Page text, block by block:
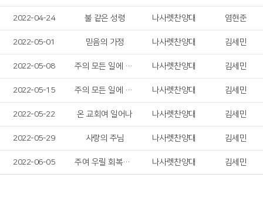
2022-04-24 불 같은 성령 나사렛찬양대 염현준
2022-05-01 믿음의 가정 나사렛찬양대 김세민
2022-05-08 주의 모든 일에 감사드리며 나사렛찬양대 김세민
2022-05-15 주의 모든 일에 감사드리며 나사렛찬양대 김세민
2022-05-22 온 교회여 일어나 나사렛찬양대 김세민
2022-05-29 사랑의 주님 나사렛찬양대 김세민
2022-06-05 주여 우릴 회복시켜 주소서 나사렛찬양대 김세민